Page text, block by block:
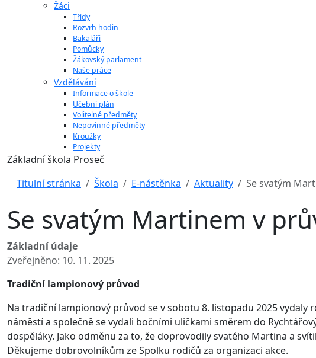
Žáci
Třídy
Rozvrh hodin
Bakaláři
Pomůcky
Žákovský parlament
Naše práce
Vzdělávání
Informace o škole
Učební plán
Volitelné předměty
Nepovinné předměty
Kroužky
Projekty
Základní škola Proseč
Titulní stránka
Škola E-nástěnka Aktuality Se svatým
Se svatým Martinem v
Základní údaje
Zveřejněno: 10. 11. 2025
Tradiční lampionový průvod
Na tradiční lampionový průvod se v sobotu 8. listopadu 2025 vydaly
náměstí a společně se vydali bočními uličkami směrem do
dospěláky. Jako odměnu za to, že doprovodily svatého Martina a
Děkujeme dobrovolníkům ze Spolku rodičů za organizaci akce.